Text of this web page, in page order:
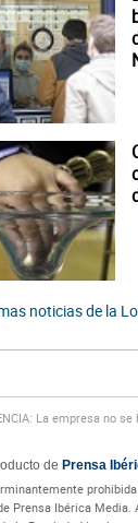
noticias de la
La empresa no
de Prensa
Prensa Ibérica